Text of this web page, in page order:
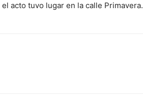
el acto tuvo lugar en la calle Primavera.